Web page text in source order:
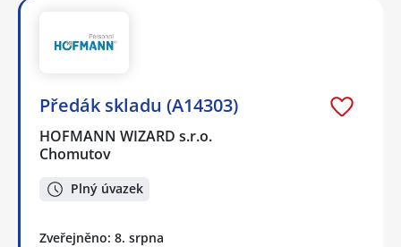
Předák skladu (A14303)
HOFMANN WIZARD s.r.o.
Chomutov
Plný úvazek
Zveřejněno: 8. srpna